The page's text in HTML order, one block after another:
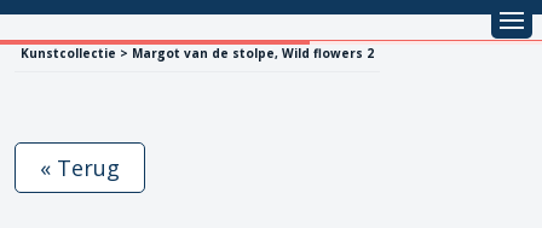
Kunstcollectie > Margot van de stolpe, Wild flowers 2
« Terug